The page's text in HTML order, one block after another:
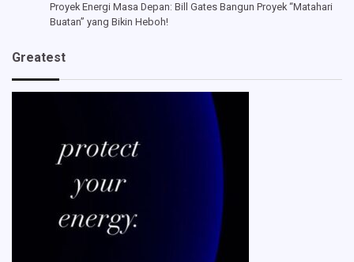
Proyek Energi Masa Depan: Bill Gates Bangun Proyek “Matahari
Buatan” yang Bikin Heboh!
Greatest